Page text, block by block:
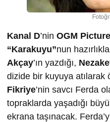
Kanal D’nin OGM
“Karakuyu”nun
Akçay’ın yazdığı,
dizide bir kuyuya atılarak
Fikriye’nin savcı Ferda
topraklarda yaşadığı
ekrana taşınacak.